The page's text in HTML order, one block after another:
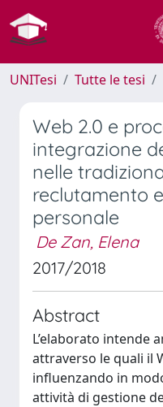
UNITesi Tutte le tesi
Web 2.0 e
integrazione
nelle
reclutamento
personale
De Zan, Elena
2017/2018
Abstract
L’elaborato intende
attraverso le quali il
influenzando in
attività di gestione